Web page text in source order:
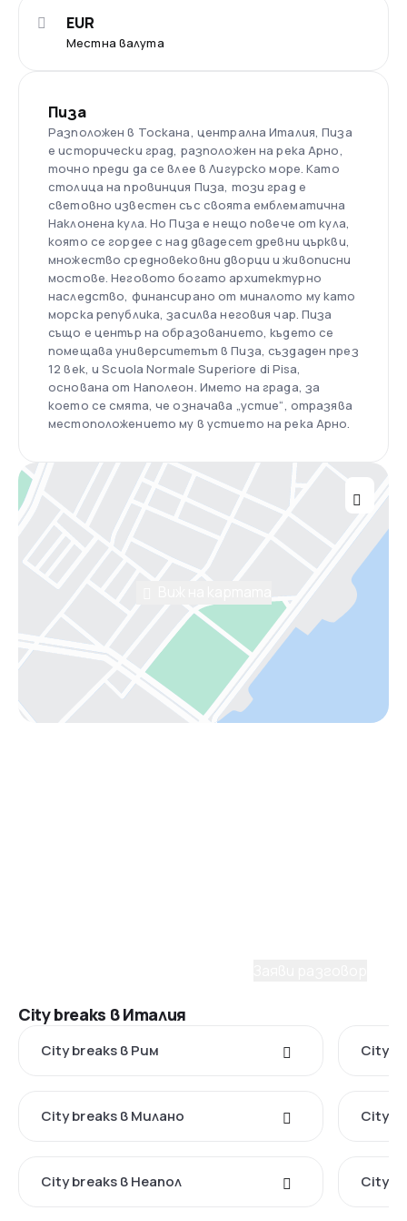
Местна валута
EUR
Пиза
Разположен в Тоскана, централна Италия, Пиза
е исторически град, разположен на река Арно,
точно преди да се влее в Лигурско море. Като
столица на провинция Пиза, този град е
световно известен със своята емблематична
Наклонена кула. Но Пиза е нещо повече от кула,
която се гордее с над двадесет древни църкви,
множество средновековни дворци и живописни
мостове. Неговото богато архитектурно
наследство, финансирано от миналото му като
морска република, засилва неговия чар. Пиза
също е център на образованието, където се
помещава университетът в Пиза, създаден през
12 век, и Scuola Normale Superiore di Pisa,
основана от Наполеон. Името на града, за
което се смята, че означава „устие“, отразява
местоположението му в устието на река Арно.
City breaks в Италия
City breaks в Рим City
City breaks в Милано City
City breaks в Неапол City